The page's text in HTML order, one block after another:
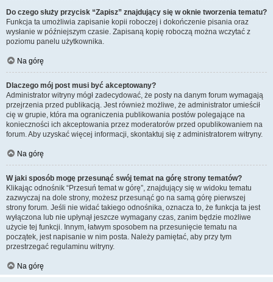
Do czego służy przycisk “Zapisz” znajdujący się w oknie tworzenia tematu?
Funkcja ta umożliwia zapisanie kopii roboczej i dokończenie pisania oraz
wysłanie w późniejszym czasie. Zapisaną kopię roboczą można wczytać z
poziomu panelu użytkownika.
Na górę
Dlaczego mój post musi być akceptowany?
Administrator witryny mógł zadecydować, że posty na danym forum wymagają
przejrzenia przed publikacją. Jest również możliwe, że administrator umieścił
cię w grupie, która ma ograniczenia publikowania postów polegające na
konieczności ich akceptowania przez moderatorów przed opublikowaniem na
forum. Aby uzyskać więcej informacji, skontaktuj się z administratorem witryny.
Na górę
W jaki sposób mogę przesunąć swój temat na górę strony tematów?
Klikając odnośnik “Przesuń temat w górę”, znajdujący się w widoku tematu
zazwyczaj na dole strony, możesz przesunąć go na samą górę pierwszej
strony forum. Jeśli nie widać takiego odnośnika, oznacza to, że funkcja ta jest
wyłączona lub nie upłynął jeszcze wymagany czas, zanim będzie możliwe
użycie tej funkcji. Innym, łatwym sposobem na przesunięcie tematu na
początek, jest napisanie w nim posta. Należy pamiętać, aby przy tym
przestrzegać regulaminu witryny.
Na górę